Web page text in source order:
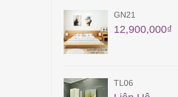
GN21
12,900,000₫
TL06